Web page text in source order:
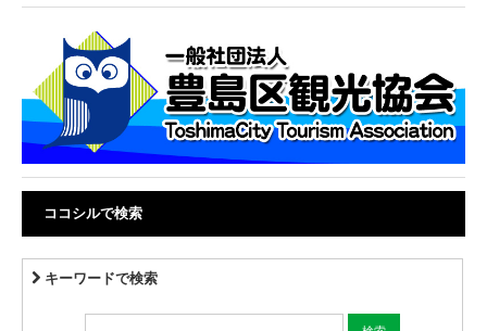
ココシルで検索
キーワードで検索